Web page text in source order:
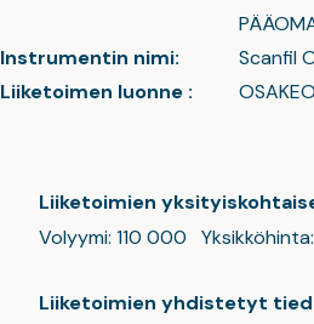
Instrumentin nimi:
Scanfil
Liiketoimen luonne :
Liiketoimien
Volyymi: 110 000
Liiketoimien yhdistetyt